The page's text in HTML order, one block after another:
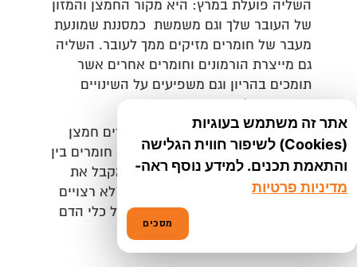
השליה פועלת במרץ: היא מקור החמצן והמזון
של העובר שלך וגם משמשת כמסננת שמונעת
מעבר של חומרים מזיקים ממך לעובר. השליה
גם מייצרת הורמונים וחומרים אחרים אשר
תומכים בהריון וגם משפיעים על השינויים
ככה זה עובד: כלי הדם שלך מעבירים חמצן
ומזון לשליה, בתוכה מתרחש חילוף חומרים בין
הדם שלך לזה של העובר. העובר מקבל את
החומרים דרך חבל הטבור, חומרים לא רצויים
בדם שלו עוברים בכיוון ההפוך – אל כלי הדם
שלך – ומשם מופרשים החוצה.
אתר זה משתמש בעוגיות
(Cookies) לשיפור חווית הגלישה
והתאמת תכנים. למידע נוסף ראה-
מדיניות פרטיות
מסכים